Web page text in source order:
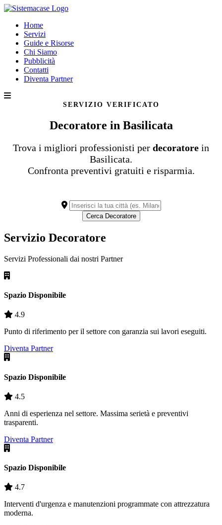
Home
Servizi
Guide e Risorse
Chi Siamo
Pubblicità
Contatti
Diventa Partner
SERVIZIO VERIFICATO
Decoratore in Basilicata
Trova i migliori professionisti per decoratore in
Basilicata.
Confronta preventivi gratuiti e risparmia.
Cerca Decoratore
Servizio Decoratore
Servizi Professionali dai nostri Partner
Spazio Disponibile
4.9
Punto di riferimento per il settore con garanzia sui lavori eseguiti.
Diventa Partner
Spazio Disponibile
4.5
Anni di esperienza nel settore. Massima serietà e preventivi
trasparenti.
Diventa Partner
Spazio Disponibile
4.7
Interventi d'urgenza e manutenzioni programmate con attrezzatura
moderna.